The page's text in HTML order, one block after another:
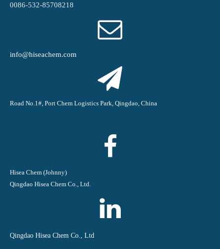
0086-532-85708218
info@hiseachem.com
Road No.1#, Port Chem Logistics Park, Qingdao, China
Hisea Chem (Johnny)
Qingdao Hisea Chem Co., Ltd.
Qingdao Hisea Chem Co., Ltd